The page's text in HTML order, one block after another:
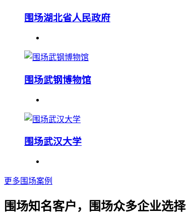
围场湖北省人民政府
围场武钢博物馆
围场武汉大学
更多围场案例
围场知名客户，围场众多企业选择